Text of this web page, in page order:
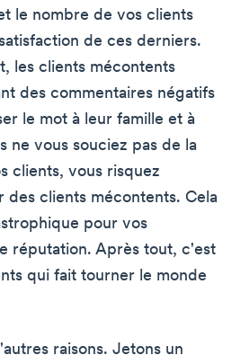
le nombre de vos clients
de ces derniers.
les clients mécontents
des commentaires négatifs
le mot à leur famille et à
ne vous souciez pas de la
clients, vous risquez
des clients mécontents. Cela
pour vos
réputation. Après tout, c'est
qui fait tourner le monde
raisons. Jetons un